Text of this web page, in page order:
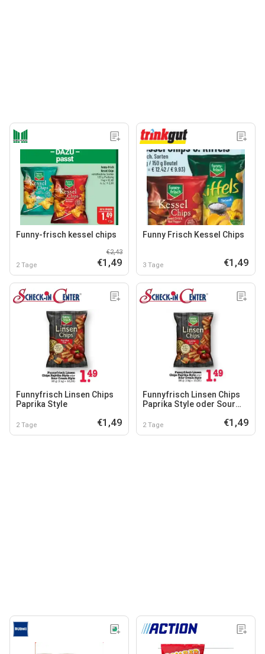
Funny-frisch kessel chips
2 Tage
€2,43
€1,49
Funny Frisch Kessel Chips
3 Tage €1,49
Funnyfrisch Linsen Chips
Paprika Style
2 Tage €1,49
Funnyfrisch Linsen Chips
Paprika Style oder Sour
2 Tage €1,49